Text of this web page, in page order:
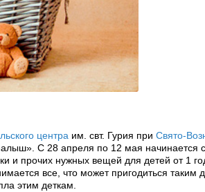
центра им. свт. Гурия при Свято-
С 28 апреля по 12 мая начинается
и прочих нужных вещей для детей от 1
все, что может пригодиться таким
этим деткам.